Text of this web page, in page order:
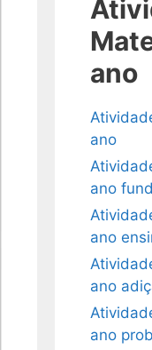
ano
ano
ano
ano
ano
ano